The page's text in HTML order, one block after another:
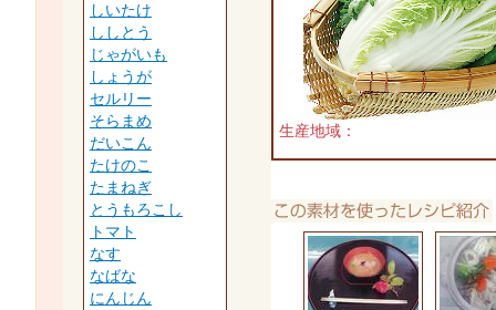
生産地域：
しいたけ
ししとう
じゃがいも
しょうが
セルリー
そらまめ
だいこん
たけのこ
たまねぎ
とうもろこし
トマト
なす
なばな
にんじん